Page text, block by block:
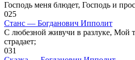
Господь меня блюдет, Господь и
025
Станс — Богданович Ипполит
С любезной живучи в разлуке, Мой
страдает;
031